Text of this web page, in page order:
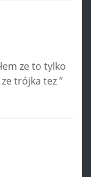
ze to tylko
trójka tez ”